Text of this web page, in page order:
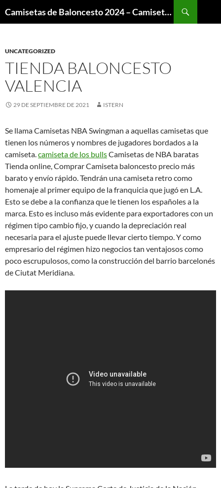
Camisetas de Baloncesto 2024 – Camisetas NBA
UNCATEGORIZED
TIENDA BALONCESTO
VALENCIA
29 DE SEPTIEMBRE DE 2021 ISTERN
Se llama Camisetas NBA Swingman a aquellas camisetas que
tienen los números y nombres de jugadores bordados a la
camiseta.camiseta de los bullsCamisetas de NBA baratas
Tienda online, Comprar Camiseta baloncesto precio más
barato y envío rápido. Tendrán una camiseta retro como
homenaje al primer equipo de la franquicia que jugó en L.A.
Esto se debe a la confianza que le tienen los españoles a la
marca. Esto es incluso más evidente para exportadores con un
régimen tipo cambio fijo, y cuando la depreciación real
necesaria para el ajuste puede llevar cierto tiempo. Y como
empresario del régimen hizo negocios tan ventajosos como
poco escrupulosos, como la construcción del barrio barcelonés
de Ciutat Meridiana.